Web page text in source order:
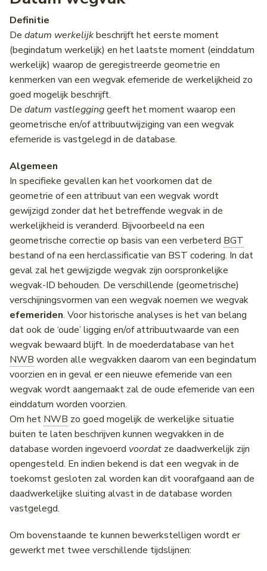
Events
Vehicle Restrictions
Vrachtwagenheffing
OTM API
API Location reference
DVM-Exchange
Bereikbaarheidskaart API
Historic Charging Points
School Zones
Installeren als app
Notificaties
Veelgestelde vragen
Contact
Een versie delen
Bijlagen
Downloads
DATEX
DRIP Designer
Incidenten
Intensiteiten en snelheden
Individuele voertuig passages
(IVP)
Laadpaal Infrastructuur Data
(LINDA)
Verkeersmanagement
Verkeersregelinstallaties
(VRI) intensiteiten
Fiets
Wegwerkzaamheden
Pagina's
Administratieve richting
Rijrichting
Straatnaam
Woonplaats
Gemeente
Huisnummers
Huisnummerstructuur
Eerste Huisnummer
Laatste Huisnummer
Baanpositie tov WOL
Wegbeheerder
Wegtype codering
Routes
Wegnummer actuele
Geometriebron
BAG Openbare ruimte label
OpenLR
Functional Road Class
Form of Way
Wegencategorisering
RVM-netwerk
School Zones
Hoogtebeperkingen
Lengtebeperkingen
Wegversmallingen
Aslastbeperkingen
Lastbeperkingen
Bomen in de berm
Middenbermbreedte
Geleiderails
Fiets(suggestie)stroken
Fietsstrooiroutes
Oversteekplaatsen
Bijlagen
Onderborden
Diego
NCIS
DATEX II
Priotalker
Definitie
De datum werkelijkbeschrijft het eerste moment
(begindatum werkelijk) en het laatste moment (einddatum
werkelijk) waarop de geregistreerde geometrie en
kenmerken van een wegvak efemeride de werkelijkheid zo
goed mogelijk beschrijft.
De datum vastlegginggeeft het moment waarop een
geometrische en/of attribuutwijziging van een wegvak
efemeride is vastgelegd in de database.
Algemeen
In specifieke gevallen kan het voorkomen dat de
geometrie of een attribuut van een wegvak wordt
gewijzigd zonder dat het betreffende wegvak in de
werkelijkheid is veranderd. Bijvoorbeeld na een
geometrische correctie op basis van een verbeterd BGT
bestand of na een herclassificatie van BST codering. In dat
geval zal het gewijzigde wegvak zijn oorspronkelijke
wegvak-ID behouden. De verschillende (geometrische)
verschijningsvormen van een wegvak noemen we wegvak
efemeriden. Voor historische analyses is het van belang
dat ook de ‘oude’ ligging en/of attribuutwaarde van een
wegvak bewaard blijft. In de moederdatabase van het
NWB worden alle wegvakken daarom van een begindatum
voorzien en in geval er een nieuwe efemeride van een
wegvak wordt aangemaakt zal de oude efemeride van een
einddatum worden voorzien.
Om het NWB zo goed mogelijk de werkelijke situatie
buiten te laten beschrijven kunnen wegvakken in de
database worden ingevoerd voordat ze daadwerkelijk zijn
opengesteld. En indien bekend is dat een wegvak in de
toekomst gesloten zal worden kan dit voorafgaand aan de
daadwerkelijke sluiting alvast in de database worden
vastgelegd.
Om bovenstaande te kunnen bewerkstelligen wordt er
gewerkt met twee verschillende tijdslijnen: